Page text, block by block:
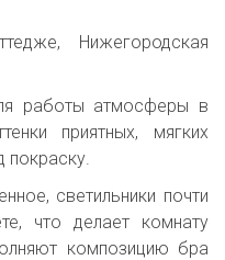
Нижегородская
работы атмосферы в
приятных, мягких
покраску.
светильники почти
что делает комнату
композицию бра